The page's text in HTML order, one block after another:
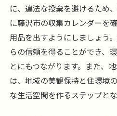
に、違法な投棄を避けるため
に藤沢市の収集カレンダーを
用品を出すようにしましょう
らの信頼を得ることができ、
とにもつながります。また、
は、地域の美観保持と住環境
な生活空間を作るステップとな